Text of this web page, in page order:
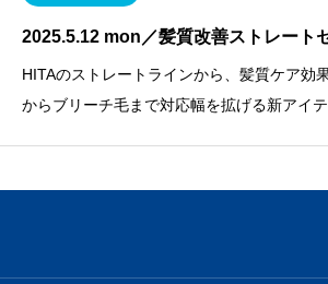
2025.5.12 mon／髪質改善ストレート
HITAのストレートラインから、髪質ケア効
からブリーチ毛まで対応幅を拡げる新アイ